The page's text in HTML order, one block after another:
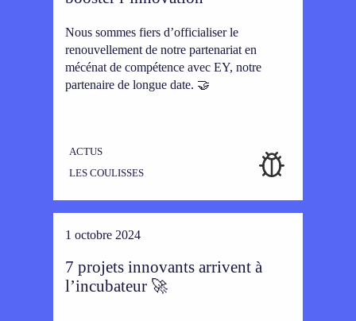
Nous sommes fiers d’officialiser le
renouvellement de notre partenariat en
mécénat de compétence avec EY, notre
partenaire de longue date. 🤝
ACTUS
LES COULISSES
1 octobre 2024
7 projets innovants arrivent à
l’incubateur 🚀